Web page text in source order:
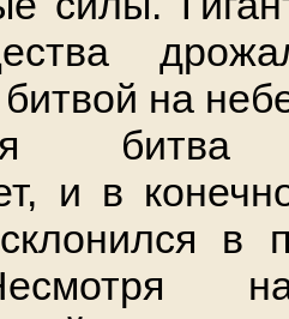
на
битва
и в
в